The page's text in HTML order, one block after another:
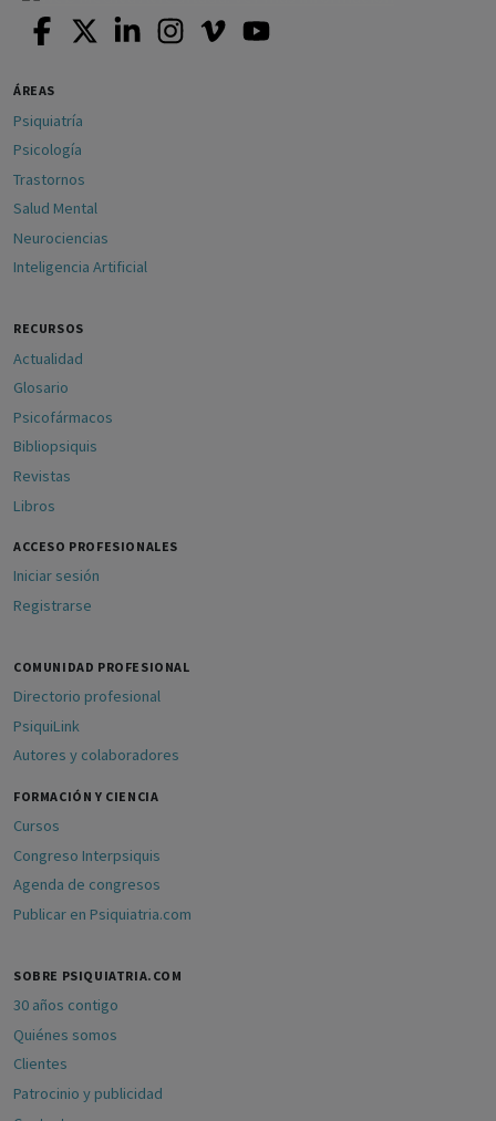
ÁREAS
Psiquiatría
Psicología
Trastornos
Salud Mental
Neurociencias
Inteligencia Artificial
RECURSOS
Actualidad
Glosario
Psicofármacos
Bibliopsiquis
Revistas
Libros
ACCESO PROFESIONALES
Iniciar sesión
Registrarse
COMUNIDAD PROFESIONAL
Directorio profesional
PsiquiLink
Autores y colaboradores
FORMACIÓN Y CIENCIA
Cursos
Congreso Interpsiquis
Agenda de congresos
Publicar en Psiquiatria.com
SOBRE PSIQUIATRIA.COM
30 años contigo
Quiénes somos
Clientes
Patrocinio y publicidad